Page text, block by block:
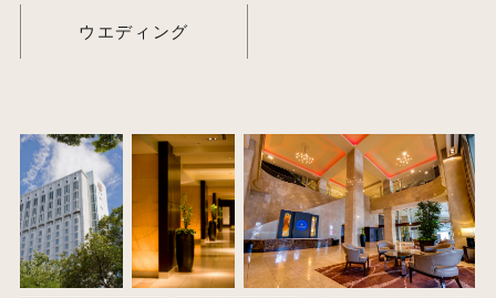
ウエディング